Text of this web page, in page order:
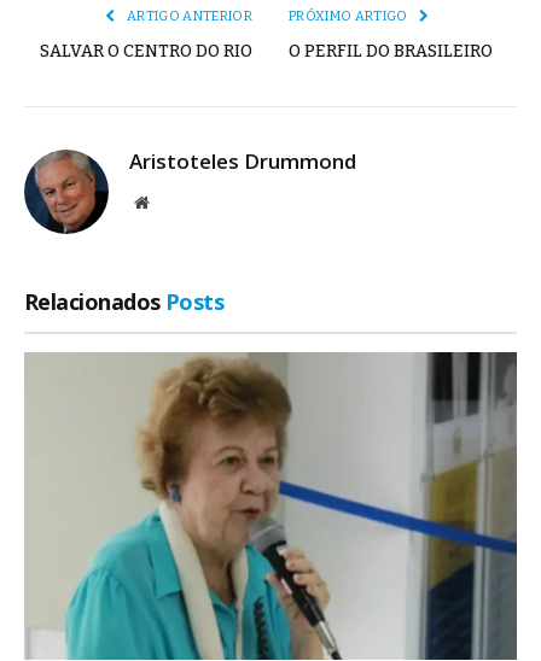
ARTIGO ANTERIOR
SALVAR O CENTRO DO RIO
PRÓXIMO ARTIGO
O PERFIL DO BRASILEIRO
Aristoteles Drummond
Site
Relacionados Posts